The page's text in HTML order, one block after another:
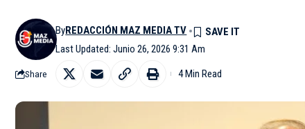
Last Updated: Junio 26, 2026 9:31 Am
ByREDACCIÓN MAZ MEDIA TV
Share 4 Min Read